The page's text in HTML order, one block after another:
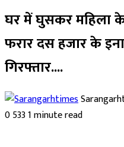
घर में घुसकर महिला
फरार दस हजार के
गिरफ्तार....
05331 minute read